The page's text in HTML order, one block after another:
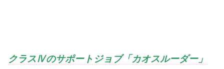
クラスⅣのサポートジョブ「カオスルーダー」